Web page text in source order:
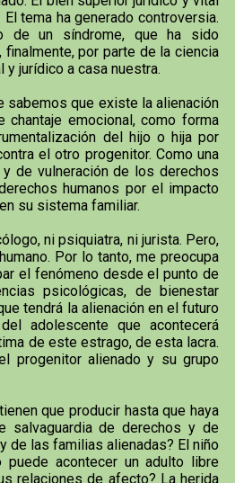
tema ha generado controversia.
de un síndrome, que ha sido
por parte de la ciencia
jurídico a casa nuestra.
sabemos que existe la alienación
chantaje emocional, como forma
del hijo o hija por
el otro progenitor. Como una
de vulneración de los derechos
humanos por el impacto
su sistema familiar.
ni psiquiatra, ni jurista. Pero,
Por lo tanto, me preocupa
el fenómeno desde el punto de
psicológicas, de bienestar
tendrá la alienación en el futuro
adolescente que acontecerá
de este estrago, de esta lacra.
progenitor alienado y su grupo
que producir hasta que haya
salvaguardia de derechos y de
de las familias alienadas? El niño
puede acontecer un adulto libre
relaciones de afecto? La herida